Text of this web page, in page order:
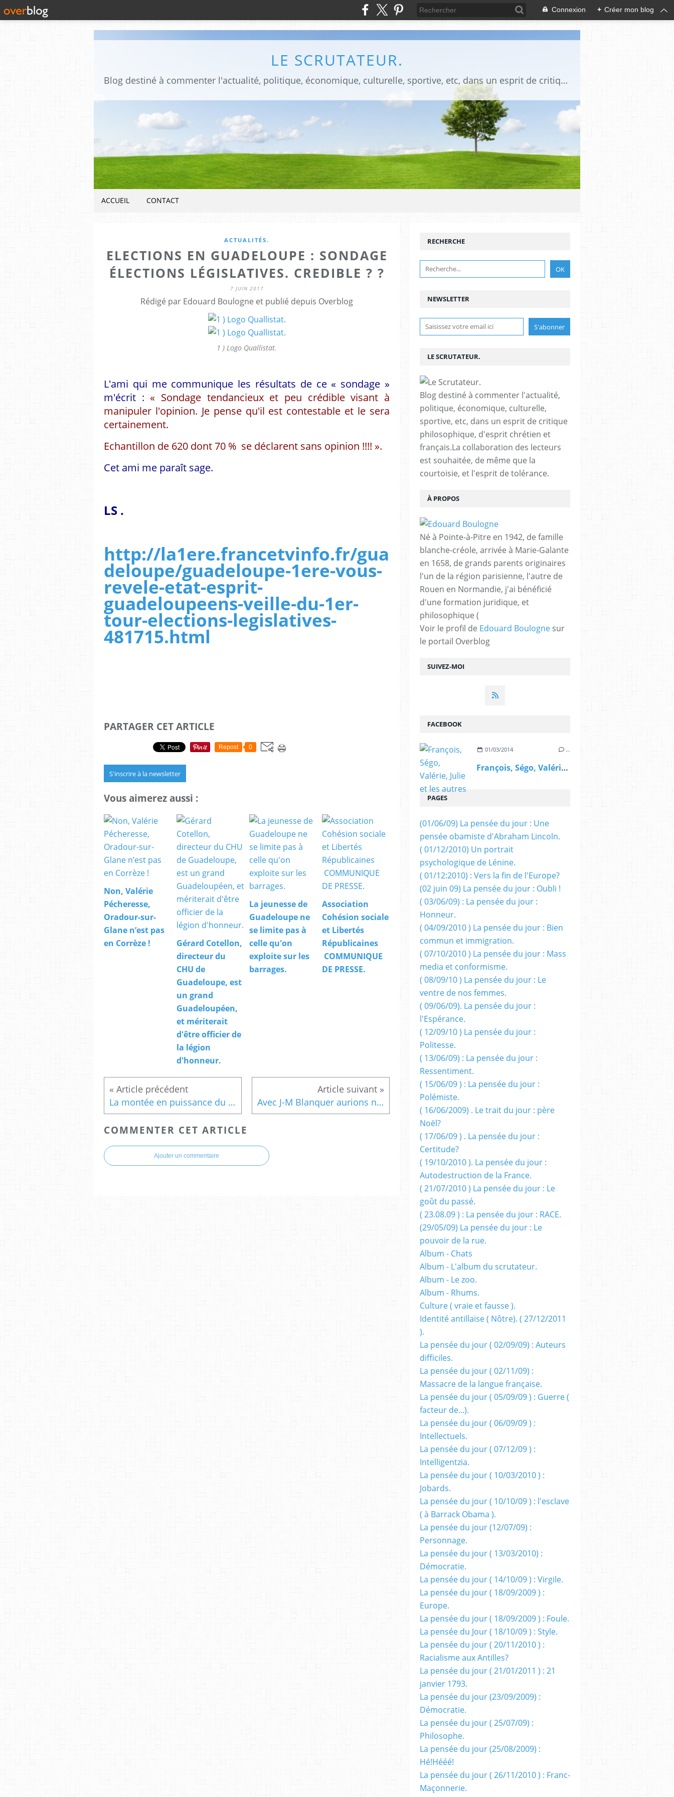
Connexion + Créer mon blog
LE SCRUTATEUR.
Blog destiné à commenter l'actualité, politique, économique, culturelle, sportive, etc, dans un esprit de critique philosophique, d'esprit chrétien et français.La collaboration des lecteurs est souhaitée, de même que la courtoisie, et l'esprit de tolérance.
ACCUEIL CONTACT
ACTUALITÉS.
ELECTIONS EN GUADELOUPE : SONDAGE
ÉLECTIONS LÉGISLATIVES. CREDIBLE ? ?
7 JUIN 2017
Rédigé par Edouard Boulogne et publié depuis Overblog
1 ) Logo Quallistat.
L'ami qui me communique les résultats de ce « sondage »
m'écrit : « Sondage tendancieux et peu crédible visant à
manipuler l'opinion. Je pense qu'il est contestable et le sera
certainement.
Echantillon de 620 dont 70 % se déclarent sans opinion !!!! ».
Cet ami me paraît sage.
LS .
http://la1ere.francetvinfo.fr/gua
deloupe/guadeloupe-1ere-vous-
revele-etat-esprit-
guadeloupeens-veille-du-1er-
tour-elections-legislatives-
481715.html
PARTAGER CET ARTICLE
Repost 0
S'inscrire à la newsletter
Vous aimerez aussi :
Non, Valérie
Pécheresse,
Oradour-sur-
Glane n’est pas
en Corrèze !
Gérard Cotellon,
directeur du
CHU de
Guadeloupe, est
un grand
Guadeloupéen,
et mériterait
d'être officier de
la légion
d'honneur.
La jeunesse de
Guadeloupe ne
se limite pas à
celle qu'on
exploite sur les
barrages.
Association
Cohésion sociale
et Libertés
Républicaines
COMMUNIQUE
DE PRESSE.
La montée en puissance du candidat Daniel Duval-Violton, en Martinique, et de sa suppléante, Hélène GRESSIER la Caraïbe en parle Avec J-M Blanquer aurions nous ENFIN un ministre acceptable de l'éducation nationale?
COMMENTER CET ARTICLE
Ajouter un commentaire
NEWSLETTER
SUIVEZ-MOI
RECHERCHE
LE SCRUTATEUR.
Blog destiné à commenter l'actualité,
politique, économique, culturelle,
sportive, etc, dans un esprit de critique
philosophique, d'esprit chrétien et
français.La collaboration des lecteurs
est souhaitée, de même que la
courtoisie, et l'esprit de tolérance.
À PROPOS
Né à Pointe-à-Pitre en 1942, de famille
blanche-créole, arrivée à Marie-Galante
en 1658, de grands parents originaires
l'un de la région parisienne, l'autre de
Rouen en Normandie, j'ai bénéficié
d'une formation juridique, et
philosophique (
Voir le profil de Edouard Boulogne sur
le portail Overblog
FACEBOOK
01/03/2014 …
François, Ségo, Valérie, Julie et les autres
PAGES
(01/06/09) La pensée du jour : Une
pensée obamiste d'Abraham Lincoln.
( 01/12/2010) Un portrait
psychologique de Lénine.
( 01/12:2010) : Vers la fin de l'Europe?
(02 juin 09) La pensée du jour : Oubli !
( 03/06/09) : La pensée du jour :
Honneur.
( 04/09/2010 ) La pensée du jour : Bien
commun et immigration.
( 07/10/2010 ) La pensée du jour : Mass
media et conformisme.
( 08/09/10 ) La pensée du jour : Le
ventre de nos femmes.
( 09/06/09). La pensée du jour :
l'Espérance.
( 12/09/10 ) La pensée du jour :
Politesse.
( 13/06/09) : La pensée du jour :
Ressentiment.
( 15/06/09 ) : La pensée du jour :
Polémiste.
( 16/06/2009) . Le trait du jour : père
Noël?
( 17/06/09 ) . La pensée du jour :
Certitude?
( 19/10/2010 ). La pensée du jour :
Autodestruction de la France.
( 21/07/2010 ) La pensée du jour : Le
goût du passé.
( 23.08.09 ) : La pensée du jour : RACE.
(29/05/09) La pensée du jour : Le
pouvoir de la rue.
Album - Chats
Album - L'album du scrutateur.
Album - Le zoo.
Album - Rhums.
Culture ( vraie et fausse ).
Identité antillaise ( Nôtre). ( 27/12/2011
).
La pensée du jour ( 02/09/09) : Auteurs
difficiles.
La pensée du jour ( 02/11/09) :
Massacre de la langue française.
La pensée du jour ( 05/09/09 ) : Guerre (
facteur de...).
La pensée du jour ( 06/09/09 ) :
Intellectuels.
La pensée du jour ( 07/12/09 ) :
Intelligentzia.
La pensée du jour ( 10/03/2010 ) :
Jobards.
La pensée du jour ( 10/10/09 ) : l'esclave
( à Barrack Obama ).
La pensée du jour (12/07/09) :
Personnage.
La pensée du jour ( 13/03/2010) :
Démocratie.
La pensée du jour ( 14/10/09 ) : Virgile.
La pensée du jour ( 18/09/2009 ) :
Europe.
La pensée du jour ( 18/09/2009 ) : Foule.
La pensée du Jour ( 18/10/09 ) : Style.
La pensée du jour ( 20/11/2010 ) :
Racialisme aux Antilles?
La pensée du jour ( 21/01/2011 ) : 21
janvier 1793.
La pensée du jour (23/09/2009) :
Démocratie.
La pensée du jour ( 25/07/09) :
Philosophe.
La pensée du jour (25/08/2009) :
Hé!Hééé!
La pensée du jour ( 26/11/2010 ) : Franc-
Maçonnerie.